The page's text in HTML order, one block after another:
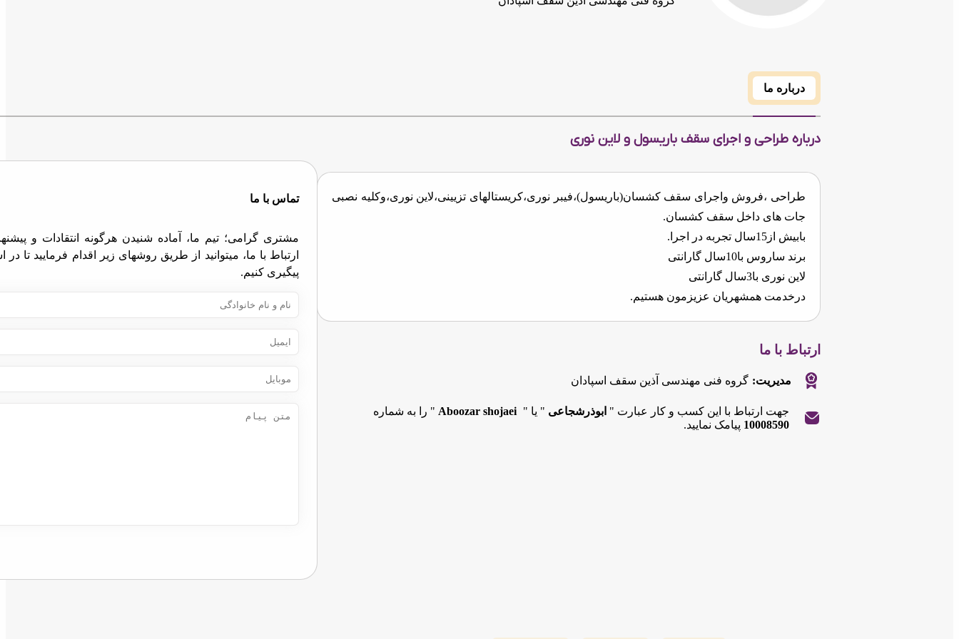
درباره ما
درباره طراحی و اجرای سقف باریسول و لاین نوری
طراحی ،فروش واجرای سقف کشسان(باریسول)،فیبر نوری،کریستالهای تزیینی،لاین نوری،وکلیه نصبی
جات های داخل سقف کشسان.
بابیش از15سال تجربه در اجرا.
برند ساروس با10سال گارانتی
لاین نوری با3سال گارانتی
درخدمت همشهریان عزیزمون هستیم.
ارتباط با ما
مدیریت: گروه فنی مهندسی آذین سقف اسپادان
جهت ارتباط با این کسب و کار عبارت " ابوذرشجاعی " یا " Aboozar shojaei " را به شماره
10008590 پیامک نمایید.
تماس با ما
مشتری گرامی؛ تیم ما، آماده شنیدن هرگونه انتقادات و
ارتباط با ما، میتوانید از طریق روشهای زیر اقدام فرمایید تا
پیگیری کنیم.